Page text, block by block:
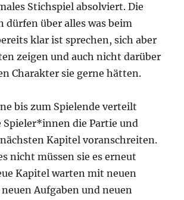
Stichspiel absolviert. Die
dürfen über alles was beim
klar ist sprechen, sich aber
zeigen und auch nicht darüber
Charakter sie gerne hätten.
bis zum Spielende verteilt
Spieler*innen die Partie und
Kapitel voranschreiten.
nicht müssen sie es erneut
Kapitel warten mit neuen
Aufgaben und neuen